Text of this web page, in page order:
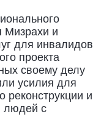
Мизрахи и
для инвалидов
проекта
своему делу
усилия для
реконструкции и
людей с